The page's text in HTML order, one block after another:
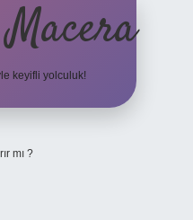
keyifli yolculuk!
mı ?